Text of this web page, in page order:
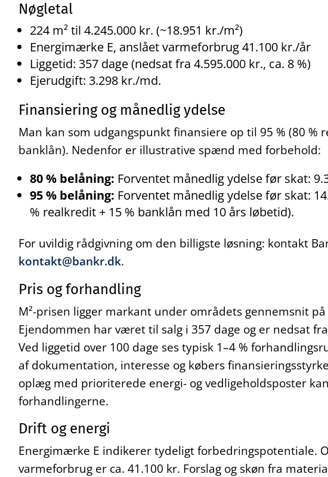
Nøgletal
224 m² til 4.245.000 kr. (~18.951 kr./m²)
Energimærke E, anslået varmeforbrug 41.100 kr./år
Liggetid: 357 dage (nedsat fra 4.595.000 kr., ca. 8 %)
Ejerudgift: 3.298 kr./md.
Finansiering og månedlig ydelse
Man kan som udgangspunkt finansiere op til 95 % (80 %
banklån). Nedenfor er illustrative spænd med forbehold:
80 % belåning: Forventet månedlig ydelse før skat:
95 % belåning: Forventet månedlig ydelse før skat:
% realkredit + 15 % banklån med 10 års løbetid).
For uvildig rådgivning om den billigste løsning: kontakt
kontakt@bankr.dk.
Pris og forhandling
M²-prisen ligger markant under områdets gennemsnit på
Ejendommen har været til salg i 357 dage og er nedsat fra
Ved liggetid over 100 dage ses typisk 1–4 %
af dokumentation, interesse og købers
oplæg med prioriterede energi- og vedligeholdsposter
forhandlingerne.
Drift og energi
Energimærke E indikerer tydeligt forbedringspotentiale.
varmeforbrug er ca. 41.100 kr. Forslag og skøn fra